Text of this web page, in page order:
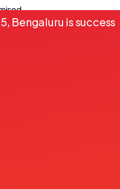
Bengaluru is